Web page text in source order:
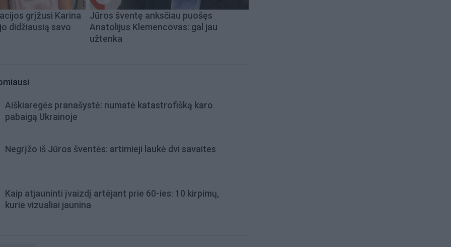
grįžusi Karina
didžiausią savo
Jūros šventę anksčiau puošęs
Anatolijus Klemencovas: gal jau
užtenka
Aiškiaregės pranašystė: numatė katastrofišką karo
pabaigą Ukrainoje
Negrįžo iš Jūros šventės: artimieji laukė dvi savaites
Kaip atjauninti įvaizdį artėjant prie 60-ies: 10 kirpimų,
kurie vizualiai jaunina